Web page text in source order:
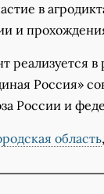
в
и
реализуется
Россия»
России и
область,